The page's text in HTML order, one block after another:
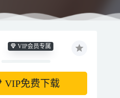
VIP会员专属
VIP免费下载